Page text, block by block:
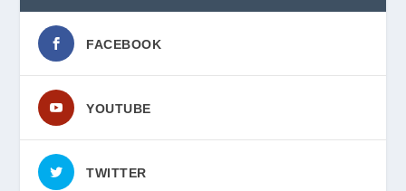
FACEBOOK
YOUTUBE
TWITTER